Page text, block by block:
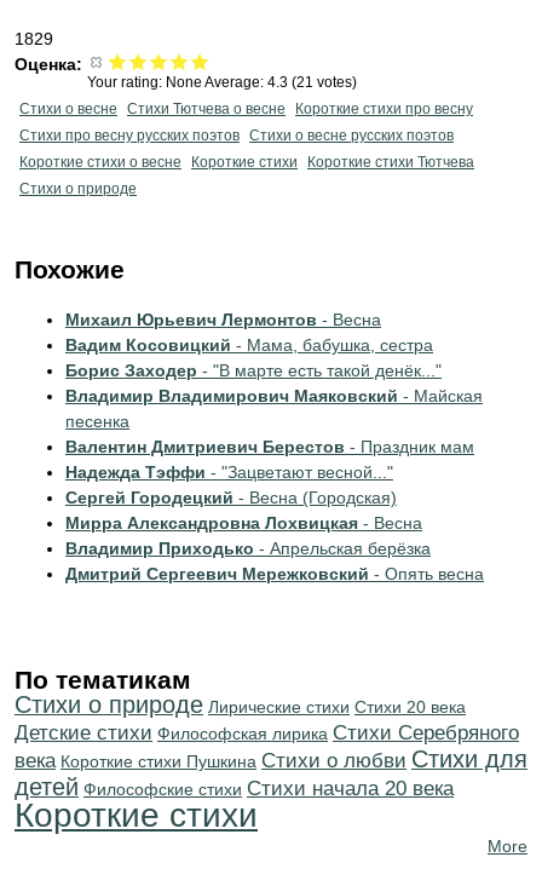
1829
Оценка:
Your rating: None Average: 4.3 (21 votes)
Стихи о весне
Стихи Тютчева о весне
Короткие стихи про весну
Стихи про весну русских поэтов Стихи о весне русских поэтов
Короткие стихи о весне
Короткие стихи
Короткие стихи Тютчева
Стихи о природе
Похожие
Михаил Юрьевич Лермонтов - Весна
Вадим Косовицкий - Мама, бабушка, сестра
Борис Заходер - "В марте есть такой денёк..."
Владимир Владимирович Маяковский - Майская
песенка
Валентин Дмитриевич Берестов - Праздник мам
Надежда Тэффи - "Зацветают весной..."
Сергей Городецкий - Весна (Городская)
Мирра Александровна Лохвицкая - Весна
Владимир Приходько - Апрельская берёзка
Дмитрий Сергеевич Мережковский - Опять весна
По тематикам
Стихи о природе Лирические стихи Стихи 20 века
Детские стихи Философская лирика Cтихи Серебряного
века Короткие стихи Пушкина Стихи о любви Стихи для
детей Философские стихи Cтихи начала 20 века
Короткие стихи
More